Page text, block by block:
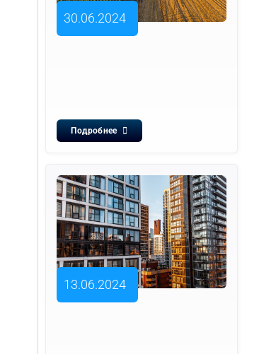
30.06.2024
Подробнее
13.06.2024